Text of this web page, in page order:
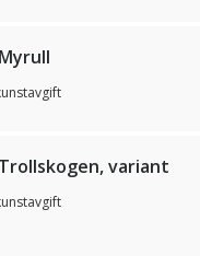
variant